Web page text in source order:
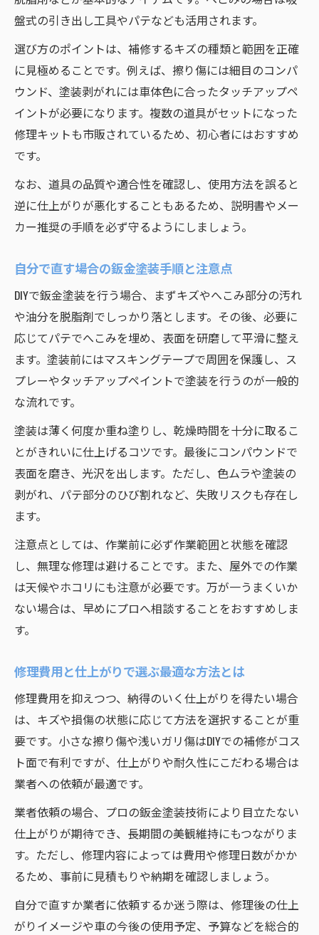
盤式の引き出し工具やパテなども活用されます。
選び方のポイントは、補修するキズの種類と範囲を正確
に見極めることです。例えば、擦り傷には細目のコンパ
ウンド、塗装剥がれには車体色に合ったタッチアップペ
イントが必要になります。複数の道具がセットになった
修理キットも市販されているため、初心者にはおすすめ
です。
なお、道具の品質や適合性を確認し、使用方法を誤ると
逆に仕上がりが悪化することもあるため、説明書やメー
カー推奨の手順を必ず守るようにしましょう。
自分で直す場合の鈑金塗装手順と注意点
DIYで鈑金塗装を行う場合、まずキズやへこみ部分の汚れ
や油分を脱脂剤でしっかり落とします。その後、必要に
応じてパテでへこみを埋め、表面を研磨して平滑に整え
ます。塗装前にはマスキングテープで周囲を保護し、ス
プレーやタッチアップペイントで塗装を行うのが一般的
な流れです。
塗装は薄く何度か重ね塗りし、乾燥時間を十分に取るこ
とがきれいに仕上げるコツです。最後にコンパウンドで
表面を磨き、光沢を出します。ただし、色ムラや塗装の
剥がれ、パテ部分のひび割れなど、失敗リスクも存在し
ます。
注意点としては、作業前に必ず作業範囲と状態を確認
し、無理な修理は避けることです。また、屋外での作業
は天候やホコリにも注意が必要です。万が一うまくいか
ない場合は、早めにプロへ相談することをおすすめしま
す。
修理費用と仕上がりで選ぶ最適な方法とは
修理費用を抑えつつ、納得のいく仕上がりを得たい場合
は、キズや損傷の状態に応じて方法を選択することが重
要です。小さな擦り傷や浅いガリ傷はDIYでの補修がコス
ト面で有利ですが、仕上がりや耐久性にこだわる場合は
業者への依頼が最適です。
業者依頼の場合、プロの鈑金塗装技術により目立たない
仕上がりが期待でき、長期間の美観維持にもつながりま
す。ただし、修理内容によっては費用や修理日数がかか
るため、事前に見積もりや納期を確認しましょう。
自分で直すか業者に依頼するか迷う際は、修理後の仕上
がりイメージや車の今後の使用予定、予算などを総合的